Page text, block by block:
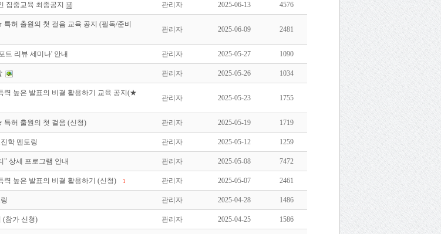
집중교육 최종공지 관리자 2025-06-13 4576
허 출원의 첫 걸음 교육 공지 (필독/준비
관리자 2025-06-09 2481
트 리뷰 세미나' 안내 관리자 2025-05-27 1090
관리자 2025-05-26 1034
력 높은 발표의 비결 활용하기 교육 공지(★
관리자 2025-05-23 1755
허 출원의 첫 걸음 (신청) 관리자 2025-05-19 1719
학 멘토링 관리자 2025-05-12 1259
" 상세 프로그램 안내 관리자 2025-05-08 7472
력 높은 발표의 비결 활용하기 (신청) 1 관리자 2025-05-07 2461
관리자 2025-04-28 1486
(참가 신청) 관리자 2025-04-25 1586